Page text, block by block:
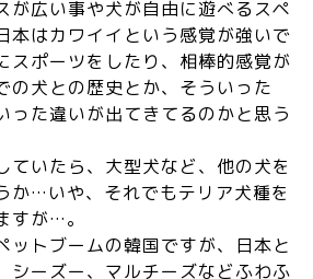
が広い事や犬が自由に遊べるスペ
本はカワイイという感覚が強いで
スポーツをしたり、相棒的感覚が
の犬との歴史とか、そういった
った違いが出てきてるのかと思う
ていたら、大型犬など、他の犬を
か…いや、それでもテリア犬種を
すが…。
ットブームの韓国ですが、日本と
シーズー、マルチーズなどふわふ